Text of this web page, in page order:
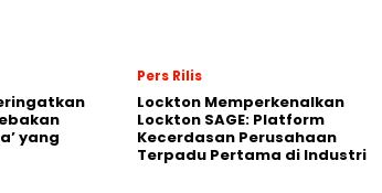
yang
Pers Rilis
Lockton Memperkenalkan
Lockton SAGE: Platform
Kecerdasan Perusahaan
Terpadu Pertama di Industri